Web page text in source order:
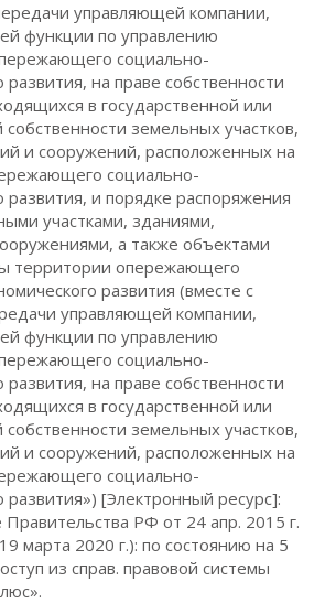
управляющей компании,
функции по управлению
социально-
развития, на праве собственности
в государственной или
земельных участков,
и сооружений, расположенных на
социально-
развития, и порядке распоряжения
участками, зданиями,
а также объектами
территории опережающего
развития (вместе с
управляющей компании,
функции по управлению
социально-
развития, на праве собственности
в государственной или
земельных участков,
и сооружений, расположенных на
социально-
развития») [Электронный ресурс]:
РФ от 24 апр. 2015 г.
марта 2020 г.): по состоянию на 5
из справ. правовой системы